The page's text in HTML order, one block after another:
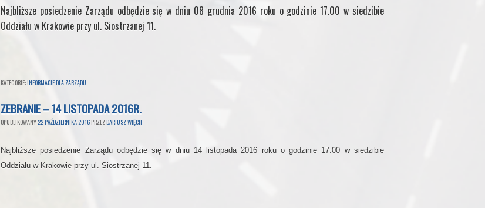
Najbliższe posiedzenie Zarządu odbędzie się w dniu 08 grudnia 2016 roku o godzinie 17.00 w siedzibie
Oddziału w Krakowie przy ul. Siostrzanej 11.
KATEGORIE:INFORMACJE DLA ZARZĄDU
ZEBRANIE – 14 LISTOPADA 2016R.
OPUBLIKOWANY 22 PAŹDZIERNIKA 2016 PRZEZDARIUSZ WIĘCH
Najbliższe posiedzenie Zarządu odbędzie się w dniu 14 listopada 2016 roku o godzinie 17.00 w siedzibie
Oddziału w Krakowie przy ul. Siostrzanej 11.